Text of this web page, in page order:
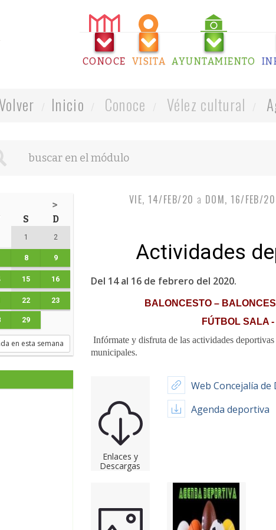
CONOCE VISITA AYUNTAMIENTO
Inicio Conoce Vélez cultural
>
S D
1 2
8 9
15 16
22 23
29
en esta semana
VIE, 14/FEB/20 a DOM, 16/FEB/20
Actividades
Del 14 al 16 de febrero del 2020.
BALONCESTO –
FÚTBOL SALA
Infórmate y disfruta de las actividades
municipales.
Enlaces y
Descargas
Web Concejalía de
Agenda deportiva